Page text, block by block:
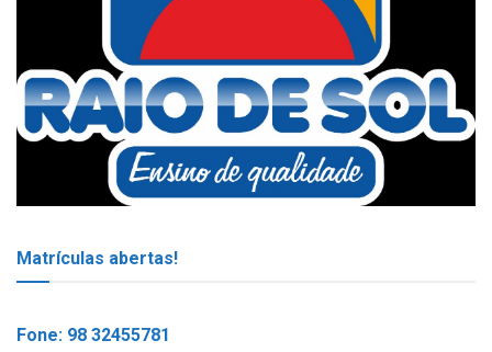
Matrículas abertas!
Fone: 98 32455781